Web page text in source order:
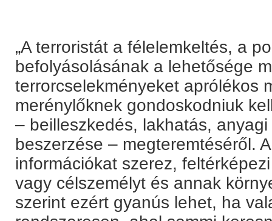
„A terroristát a félelemkeltés, a
befolyásolásának a lehetősége
terrorcselekményeket aprólékos
merénylőknek gondoskodniuk
– beilleszkedés, lakhatás,
beszerzése – megteremtéséről.
információkat szerez,
vagy célszemélyt és annak
szerint ezért gyanús lehet, ha